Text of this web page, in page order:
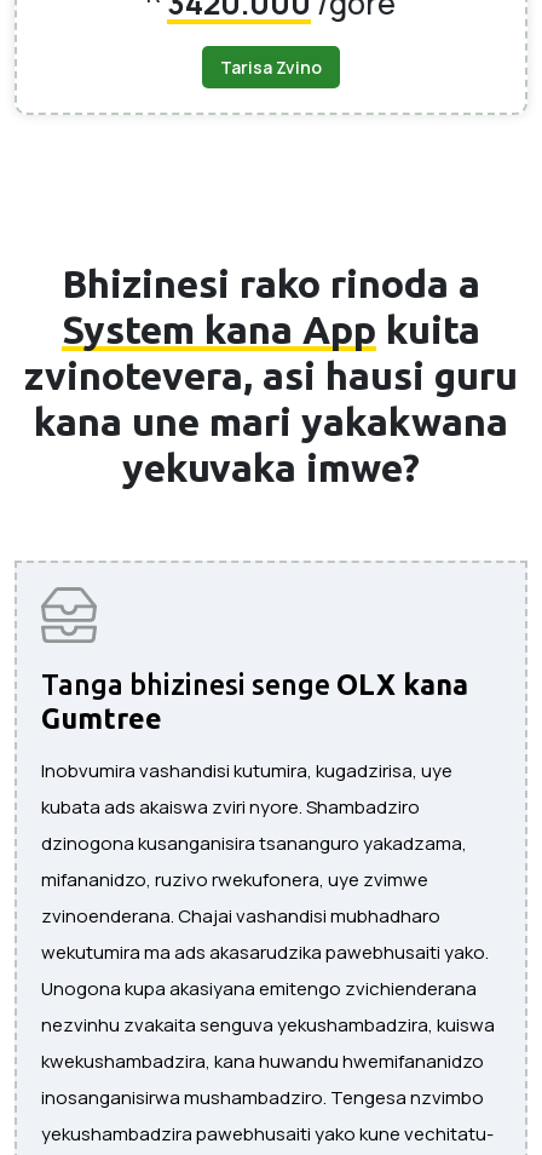
Tarisa Zvino
Bhizinesi rako rinoda a
System kana App kuita
zvinotevera, asi hausi guru
kana une mari yakakwana
yekuvaka imwe?
Tanga bhizinesi senge OLX kana
Gumtree
Inobvumira vashandisi kutumira, kugadzirisa, uye
kubata ads akaiswa zviri nyore. Shambadziro
dzinogona kusanganisira tsananguro yakadzama,
mifananidzo, ruzivo rwekufonera, uye zvimwe
zvinoenderana. Chajai vashandisi mubhadharo
wekutumira ma ads akasarudzika pawebhusaiti yako.
Unogona kupa akasiyana emitengo zvichienderana
nezvinhu zvakaita senguva yekushambadzira, kuiswa
kwekushambadzira, kana huwandu hwemifananidzo
inosanganisirwa mushambadziro. Tengesa nzvimbo
yekushambadzira pawebhusaiti yako kune vechitatu-